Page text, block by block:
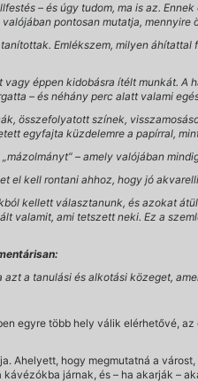
– és úgy tudom, ma is az.
pontosan mutatja,
Emlékszem, milyen
éppen kidobásra ítélt munkát.
– és néhány perc alatt valami
összefolyatott színek,
egyfajta küzdelemre a papírral,
– amely valójában
el kell rontani ahhoz, hogy jó
kellett választanunk, és azokat
valamit, ami tetszett neki. Ez a
a tanulási és alkotási közeget,
egyre több hely válik elérhetővé,
Ahelyett, hogy megmutatná a
járnak, és – ha akarják –